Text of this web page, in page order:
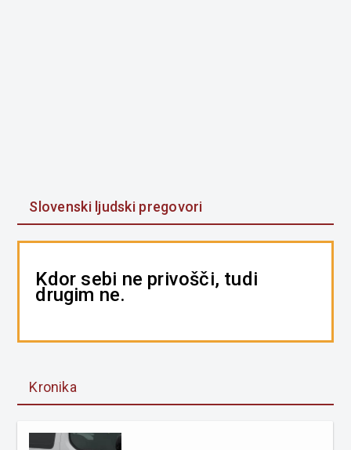
Slovenski ljudski pregovori
Kdor sebi ne privošči, tudi
drugim ne.
Kronika